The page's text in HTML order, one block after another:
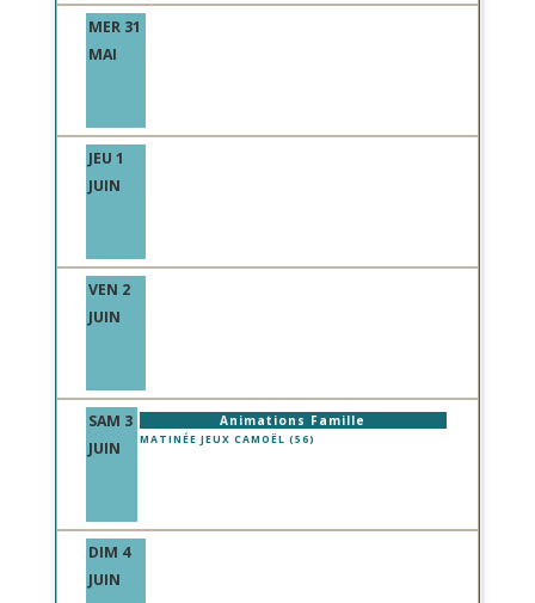
MER 31
MAI
JEU 1
JUIN
VEN 2
JUIN
SAM 3
JUIN
Animations Famille
MATINÉE JEUX CAMOËL (56)
DIM 4
JUIN